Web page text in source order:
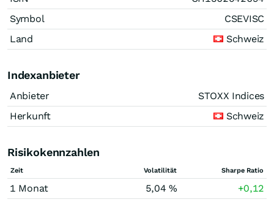
Symbol
CSEVISC
Land
Schweiz
Indexanbieter
Anbieter
STOXX Indices
Herkunft
Schweiz
Risikokennzahlen
Zeit Volatilität Sharpe Ratio
1 Monat 5,04 %
+0,12